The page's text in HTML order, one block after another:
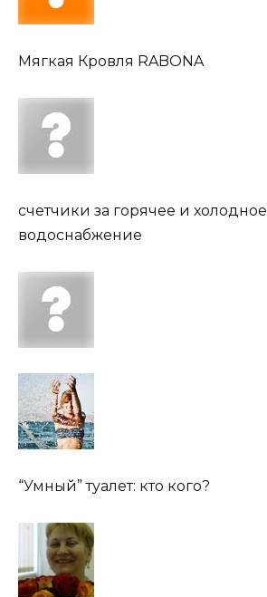
Мягкая Кровля RABONA
счетчики за горячее и холодное
водоснабжение
“Умный” туалет: кто кого?